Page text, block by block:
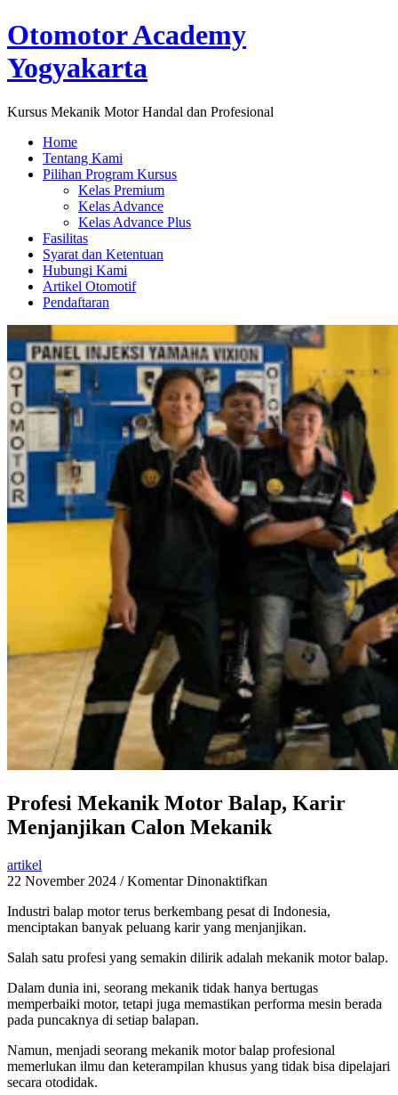
Lewati
ke
konten
Otomotor Academy
Yogyakarta
Kursus Mekanik Motor Handal dan Profesional
Home
Tentang Kami
Pilihan Program Kursus
Kelas Premium
Kelas Advance
Kelas Advance Plus
Fasilitas
Syarat dan Ketentuan
Hubungi Kami
Artikel Otomotif
Pendaftaran
Profesi Mekanik Motor Balap, Karir
Menjanjikan Calon Mekanik
artikel
22 November 2024 / Komentar Dinonaktifkan
Mekanik
Motor
Karir
Calon
Mekanik
Industri balap motor terus berkembang pesat di Indonesia,
menciptakan banyak peluang karir yang menjanjikan.
Salah satu profesi yang semakin dilirik adalah mekanik motor balap.
Dalam dunia ini, seorang mekanik tidak hanya bertugas
memperbaiki motor, tetapi juga memastikan performa mesin berada
pada puncaknya di setiap balapan.
Namun, menjadi seorang mekanik motor balap profesional
memerlukan ilmu dan keterampilan khusus yang tidak bisa dipelajari
secara otodidak.